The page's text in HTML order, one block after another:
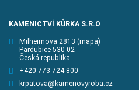
KAMENICTVÍ KŮRKA S.R.O
Milheimova 2813 (mapa)
Pardubice 530 02
Česká republika
+420 773 724 800
krpatova@kamenovyroba.cz